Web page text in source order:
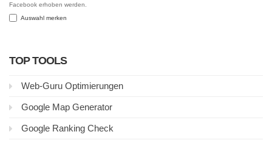
Facebook erhoben werden.
Auswahl merken
TOP TOOLS
Web-Guru Optimierungen
Google Map Generator
Google Ranking Check